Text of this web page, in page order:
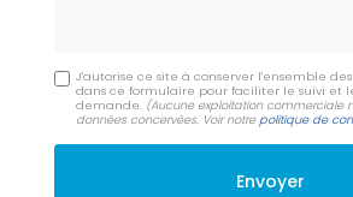
J'autorise ce site à conserver l'ensemble
dans ce formulaire pour faciliter le suivi et
demande. (Aucune exploitation commerciale
données concervées. Voir notrepolitique de